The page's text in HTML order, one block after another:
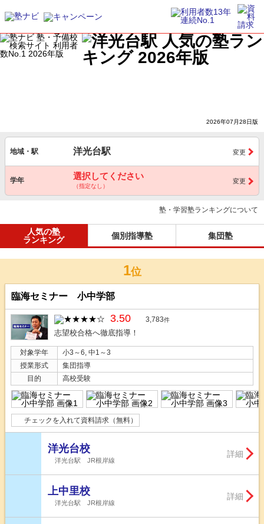
2026年07月28日版
地域・駅 洋光台駅 変更
学年 選択してください
（指定なし）
変更
塾・学習塾ランキングについて
人気の塾
ランキング
個別指導塾 集団塾
1位
臨海セミナー 小中学部
3.50 3,783件
志望校合格へ徹底指導！
対象学年
小3～6, 中1～3
授業形式
集団指導
目的
高校受験
チェックを入れて資料請求（無料）
洋光台校
洋光台駅 JR根岸線
詳細
上中里校
洋光台駅 JR根岸線
詳細